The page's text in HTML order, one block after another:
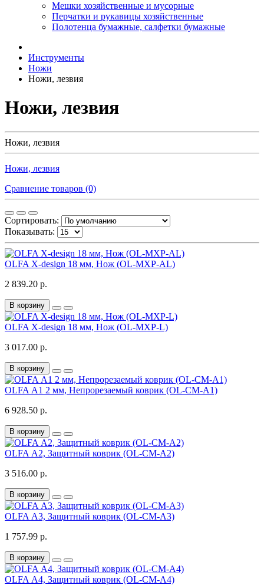
Мешки хозяйственные и мусорные
Перчатки и рукавицы хозяйственные
Полотенца бумажные, салфетки бумажные
Инструменты
Ножи
Ножи, лезвия
Ножи, лезвия
Ножи, лезвия
Ножи, лезвия
Сравнение товаров (0)
Сортировать:
Показывать:
OLFA X-design 18 мм, Нож (OL-MXP-AL)
2 839.20 р.
В корзину
OLFA X-design 18 мм, Нож (OL-MXP-L)
3 017.00 р.
В корзину
OLFA А1 2 мм, Непрорезаемый коврик (OL-CM-A1)
6 928.50 р.
В корзину
OLFA А2, Защитный коврик (OL-CM-A2)
3 516.00 р.
В корзину
OLFA А3, Защитный коврик (OL-CM-A3)
1 757.99 р.
В корзину
OLFA А4, Защитный коврик (OL-CM-A4)